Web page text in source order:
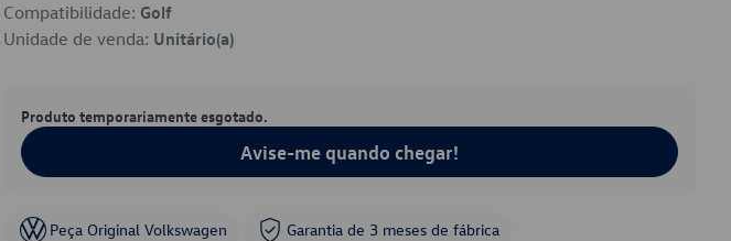
Compatibilidade: Golf
Unidade de venda: Unitário(a)
Produto temporariamente esgotado.
Avise-me quando chegar!
Peça Original Volkswagen Garantia de 3 meses de fábrica